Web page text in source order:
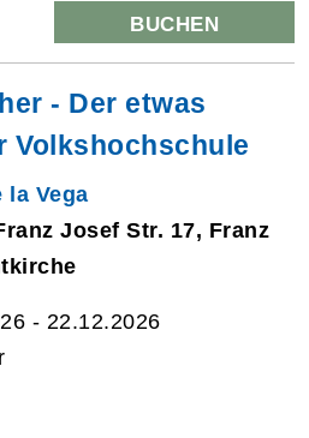
BUCHEN
- Der etwas
Volkshochschule
la Vega
Josef Str. 17, Franz
- 22.12.2026